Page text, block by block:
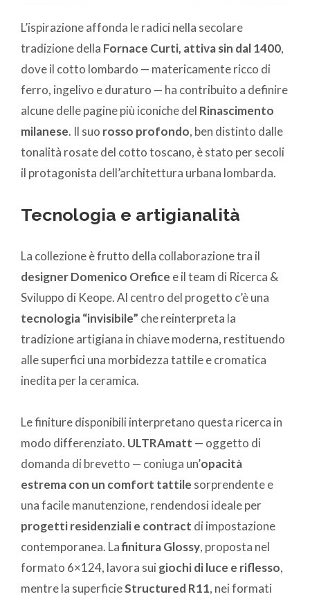
L’ispirazione affonda le radici nella secolare
tradizione della Fornace Curti, attiva sin dal 1400,
dove il cotto lombardo — matericamente ricco di
ferro, ingelivo e duraturo — ha contribuito a definire
alcune delle pagine più iconiche del Rinascimento
milanese. Il suo rosso profondo, ben distinto dalle
tonalità rosate del cotto toscano, è stato per secoli
il protagonista dell’architettura urbana lombarda.
Tecnologia e artigianalità
La collezione è frutto della collaborazione tra il
designer Domenico Orefice e il team di Ricerca &
Sviluppo di Keope. Al centro del progetto c’è una
tecnologia “invisibile” che reinterpreta la
tradizione artigiana in chiave moderna, restituendo
alle superfici una morbidezza tattile e cromatica
inedita per la ceramica.
Le finiture disponibili interpretano questa ricerca in
modo differenziato. ULTRAmatt — oggetto di
domanda di brevetto — coniuga un’opacità
estrema con un comfort tattile sorprendente e
una facile manutenzione, rendendosi ideale per
progetti residenziali e contract di impostazione
contemporanea. Lafinitura Glossy, proposta nel
formato 6×124, lavora sui giochi di luce e riflesso,
mentre la superficieStructured R11, nei formati